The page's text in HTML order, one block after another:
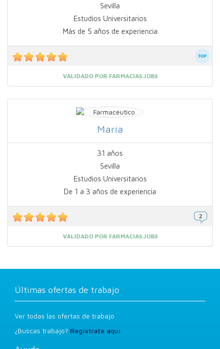
Sevilla
Estudios Universitarios
Más de 5 años de experiencia
VALIDADO POR FARMACIAS.JOBS
María
31 años
Sevilla
Estudios Universitarios
De 1 a 3 años de experiencia
VALIDADO POR FARMACIAS.JOBS
Últimas ofertas de trabajo
Ver todas las ofertas de trabajo
¿Buscas trabajo? Regístrate aquí